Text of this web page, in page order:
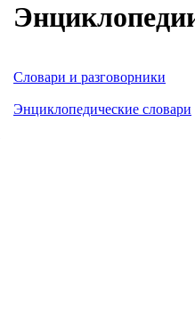
Словари и разговорники
Энциклопедические словари